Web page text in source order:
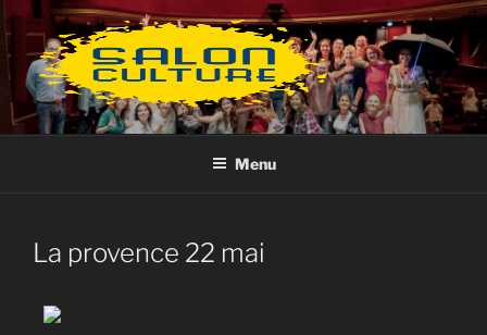
Aller
au
contenu
principal
Menu
La provence 22 mai